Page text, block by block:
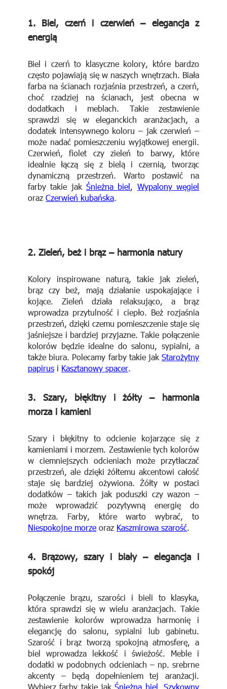
1. Biel, czerń i czerwień – elegancja z
energią
Biel i czerń to klasyczne kolory, które bardzo
często pojawiają się w naszych wnętrzach. Biała
farba na ścianach rozjaśnia przestrzeń, a czerń,
choć rzadziej na ścianach, jest obecna w
dodatkach i meblach. Takie zestawienie
sprawdzi się w eleganckich aranżacjach, a
dodatek intensywnego koloru – jak czerwień –
może nadać pomieszczeniu wyjątkowej energii.
Czerwień, fiolet czy zieleń to barwy, które
idealnie łączą się z bielą i czernią, tworząc
dynamiczną przestrzeń. Warto postawić na
farby takie jak Śnieżna biel, Wypalony węgiel
oraz Czerwień kubańska.
2. Zieleń, beż i brąz – harmonia natury
Kolory inspirowane naturą, takie jak zieleń,
brąz czy beż, mają działanie uspokajające i
kojące. Zieleń działa relaksująco, a brąz
wprowadza przytulność i ciepło. Beż rozjaśnia
przestrzeń, dzięki czemu pomieszczenie staje się
jaśniejsze i bardziej przyjazne. Takie połączenie
kolorów będzie idealne do salonu, sypialni, a
także biura. Polecamy farby takie jak Starożytny
papirus i Kasztanowy spacer.
3. Szary, błękitny i żółty – harmonia
morza i kamieni
Szary i błękitny to odcienie kojarzące się z
kamieniami i morzem. Zestawienie tych kolorów
w ciemniejszych odcieniach może przytłaczać
przestrzeń, ale dzięki żółtemu akcentowi całość
staje się bardziej ożywiona. Żółty w postaci
dodatków – takich jak poduszki czy wazon –
może wprowadzić pozytywną energię do
wnętrza. Farby, które warto wybrać, to
Niespokojne morze oraz Kaszmirowa szarość.
4. Brązowy, szary i biały – elegancja i
spokój
Połączenie brązu, szarości i bieli to klasyka,
która sprawdzi się w wielu aranżacjach. Takie
zestawienie kolorów wprowadza harmonię i
elegancję do salonu, sypialni lub gabinetu.
Szarość i brąz tworzą spokojną atmosferę, a
biel wprowadza lekkość i świeżość. Meble i
dodatki w podobnych odcieniach – np. srebrne
akcenty – będą dopełnieniem tej aranżacji.
Wybierz farby takie jakŚnieżna biel ,Szykowny